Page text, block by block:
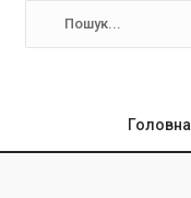
Головна